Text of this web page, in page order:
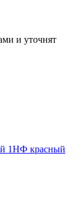
и уточнят